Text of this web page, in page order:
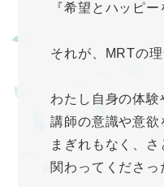
『希望とハッピー
それが、MRTの理
わたし自身の体験
講師の意識や意欲
まぎれもなく、さ
関わってくださっ